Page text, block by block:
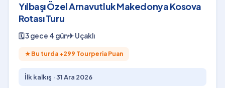
Yılbaşı Özel Arnavutluk Makedonya Kosova
Rotası Turu
🗓3 gece 4 gün✈Uçaklı
★ Bu turda +299 Tourperia Puan
İlk kalkış ·31 Ara 2026